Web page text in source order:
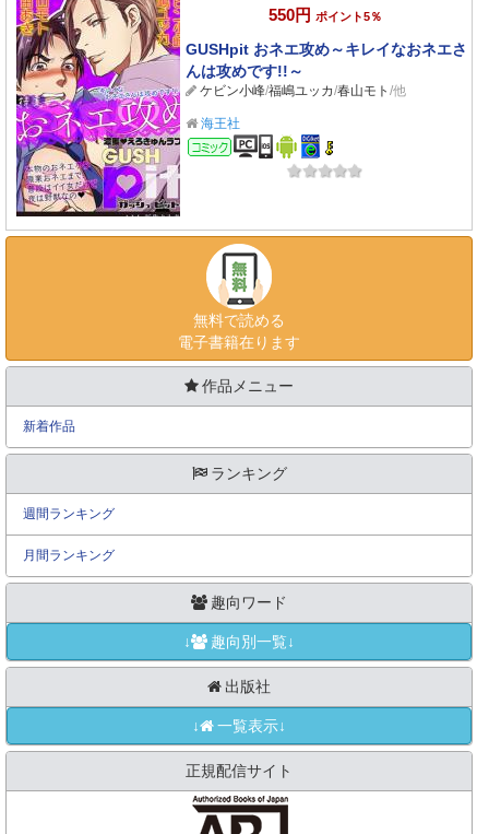
550円 ポイント5％
GUSHpit おネエ攻め～キレイなおネエさ
んは攻めです!!～
ケビン小峰/福嶋ユッカ/春山モト /他
海王社
コミック
無料で読める
電子書籍在ります
作品メニュー
新着作品
ランキング
週間ランキング
月間ランキング
趣向ワード
↓ 趣向別一覧↓
出版社
↓ 一覧表示↓
正規配信サイト